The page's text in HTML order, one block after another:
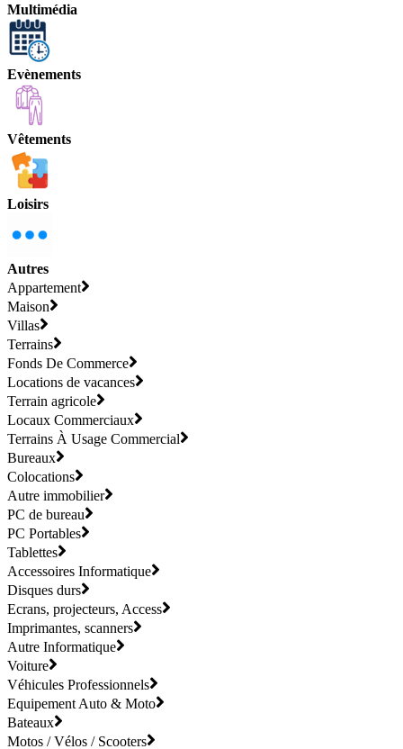
Multimédia
Evènements
Vêtements
Loisirs
Autres
Appartement
Maison
Villas
Terrains
Fonds De Commerce
Locations de vacances
Terrain agricole
Locaux Commerciaux
Terrains À Usage Commercial
Bureaux
Colocations
Autre immobilier
PC de bureau
PC Portables
Tablettes
Accessoires Informatique
Disques durs
Ecrans, projecteurs, Access
Imprimantes, scanners
Autre Informatique
Voiture
Véhicules Professionnels
Equipement Auto & Moto
Bateaux
Motos / Vélos / Scooters